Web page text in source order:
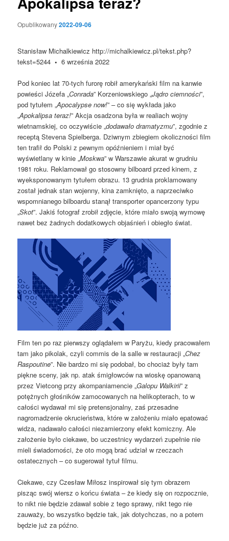
Opublikowany2022-09-06
Stanisław Michalkiewicz http://michalkiewicz.pl/tekst.php?
tekst=5244• 6 września 2022
Pod koniec lat 70-tych furorę robił amerykański film na kanwie
powieści Józefa „Conrada” Korzeniowskiego „Jądro ciemności”,
pod tytułem „Apocalypse now!” – co się wykłada jako
„Apokalipsa teraz!” Akcja osadzona była w realiach wojny
wietnamskiej, co oczywiście „dodawało dramatyzmu”, zgodnie z
receptą Stevena Spielberga. Dziwnym zbiegiem okoliczności film
ten trafił do Polski z pewnym opóźnieniem i miał być
wyświetlany w kinie „Moskwa” w Warszawie akurat w grudniu
1981 roku. Reklamował go stosowny bilboard przed kinem, z
wyeksponowanym tytułem obrazu. 13 grudnia proklamowany
został jednak stan wojenny, kina zamknięto, a naprzeciwko
wspomnianego bilboardu stanął transporter opancerzony typu
„Skot”. Jakiś fotograf zrobił zdjęcie, które miało swoją wymowę
nawet bez żadnych dodatkowych objaśnień i obiegło świat.
Film ten po raz pierwszy oglądałem w Paryżu, kiedy pracowałem
tam jako pikolak, czyli commis de la salle w restauracji „Chez
Raspoutine”. Nie bardzo mi się podobał, bo chociaż były tam
piękne sceny, jak np. atak śmigłowców na wioskę opanowaną
przez Vietcong przy akompaniamencie „Galopu Walkirii” z
potężnych głośników zamocowanych na helikopterach, to w
całości wydawał mi się pretensjonalny, zaś przesadne
nagromadzenie okrucieństwa, które w założeniu miało epatować
widza, nadawało całości niezamierzony efekt komiczny. Ale
założenie było ciekawe, bo uczestnicy wydarzeń zupełnie nie
mieli świadomości, że oto mogą brać udział w rzeczach
ostatecznych – co sugerował tytuł filmu.
Ciekawe, czy Czesław Miłosz inspirował się tym obrazem
pisząc swój wiersz o końcu świata – że kiedy się on rozpocznie,
to nikt nie będzie zdawał sobie z tego sprawy, nikt tego nie
zauważy, bo wszystko będzie tak, jak dotychczas, no a potem
będzie już za późno.